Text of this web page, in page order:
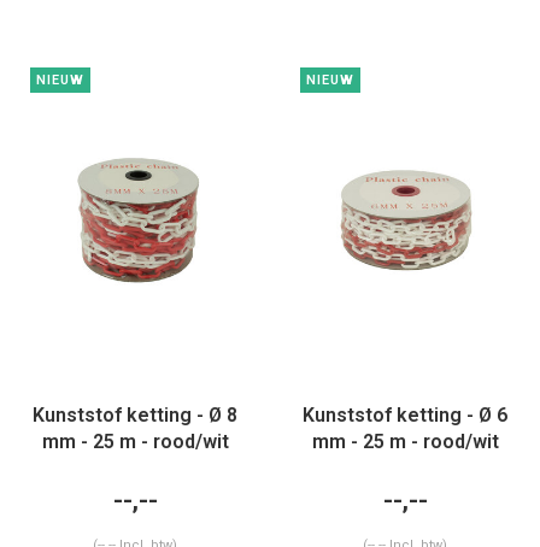
NIEUW
Kunststof ketting - Ø 8
mm - 25 m - rood/wit
--,--
NIEUW
Kunststof ketting - Ø 6
mm - 25 m - rood/wit
--,--